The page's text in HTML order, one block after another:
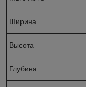
Ширина
Высота
Глубина